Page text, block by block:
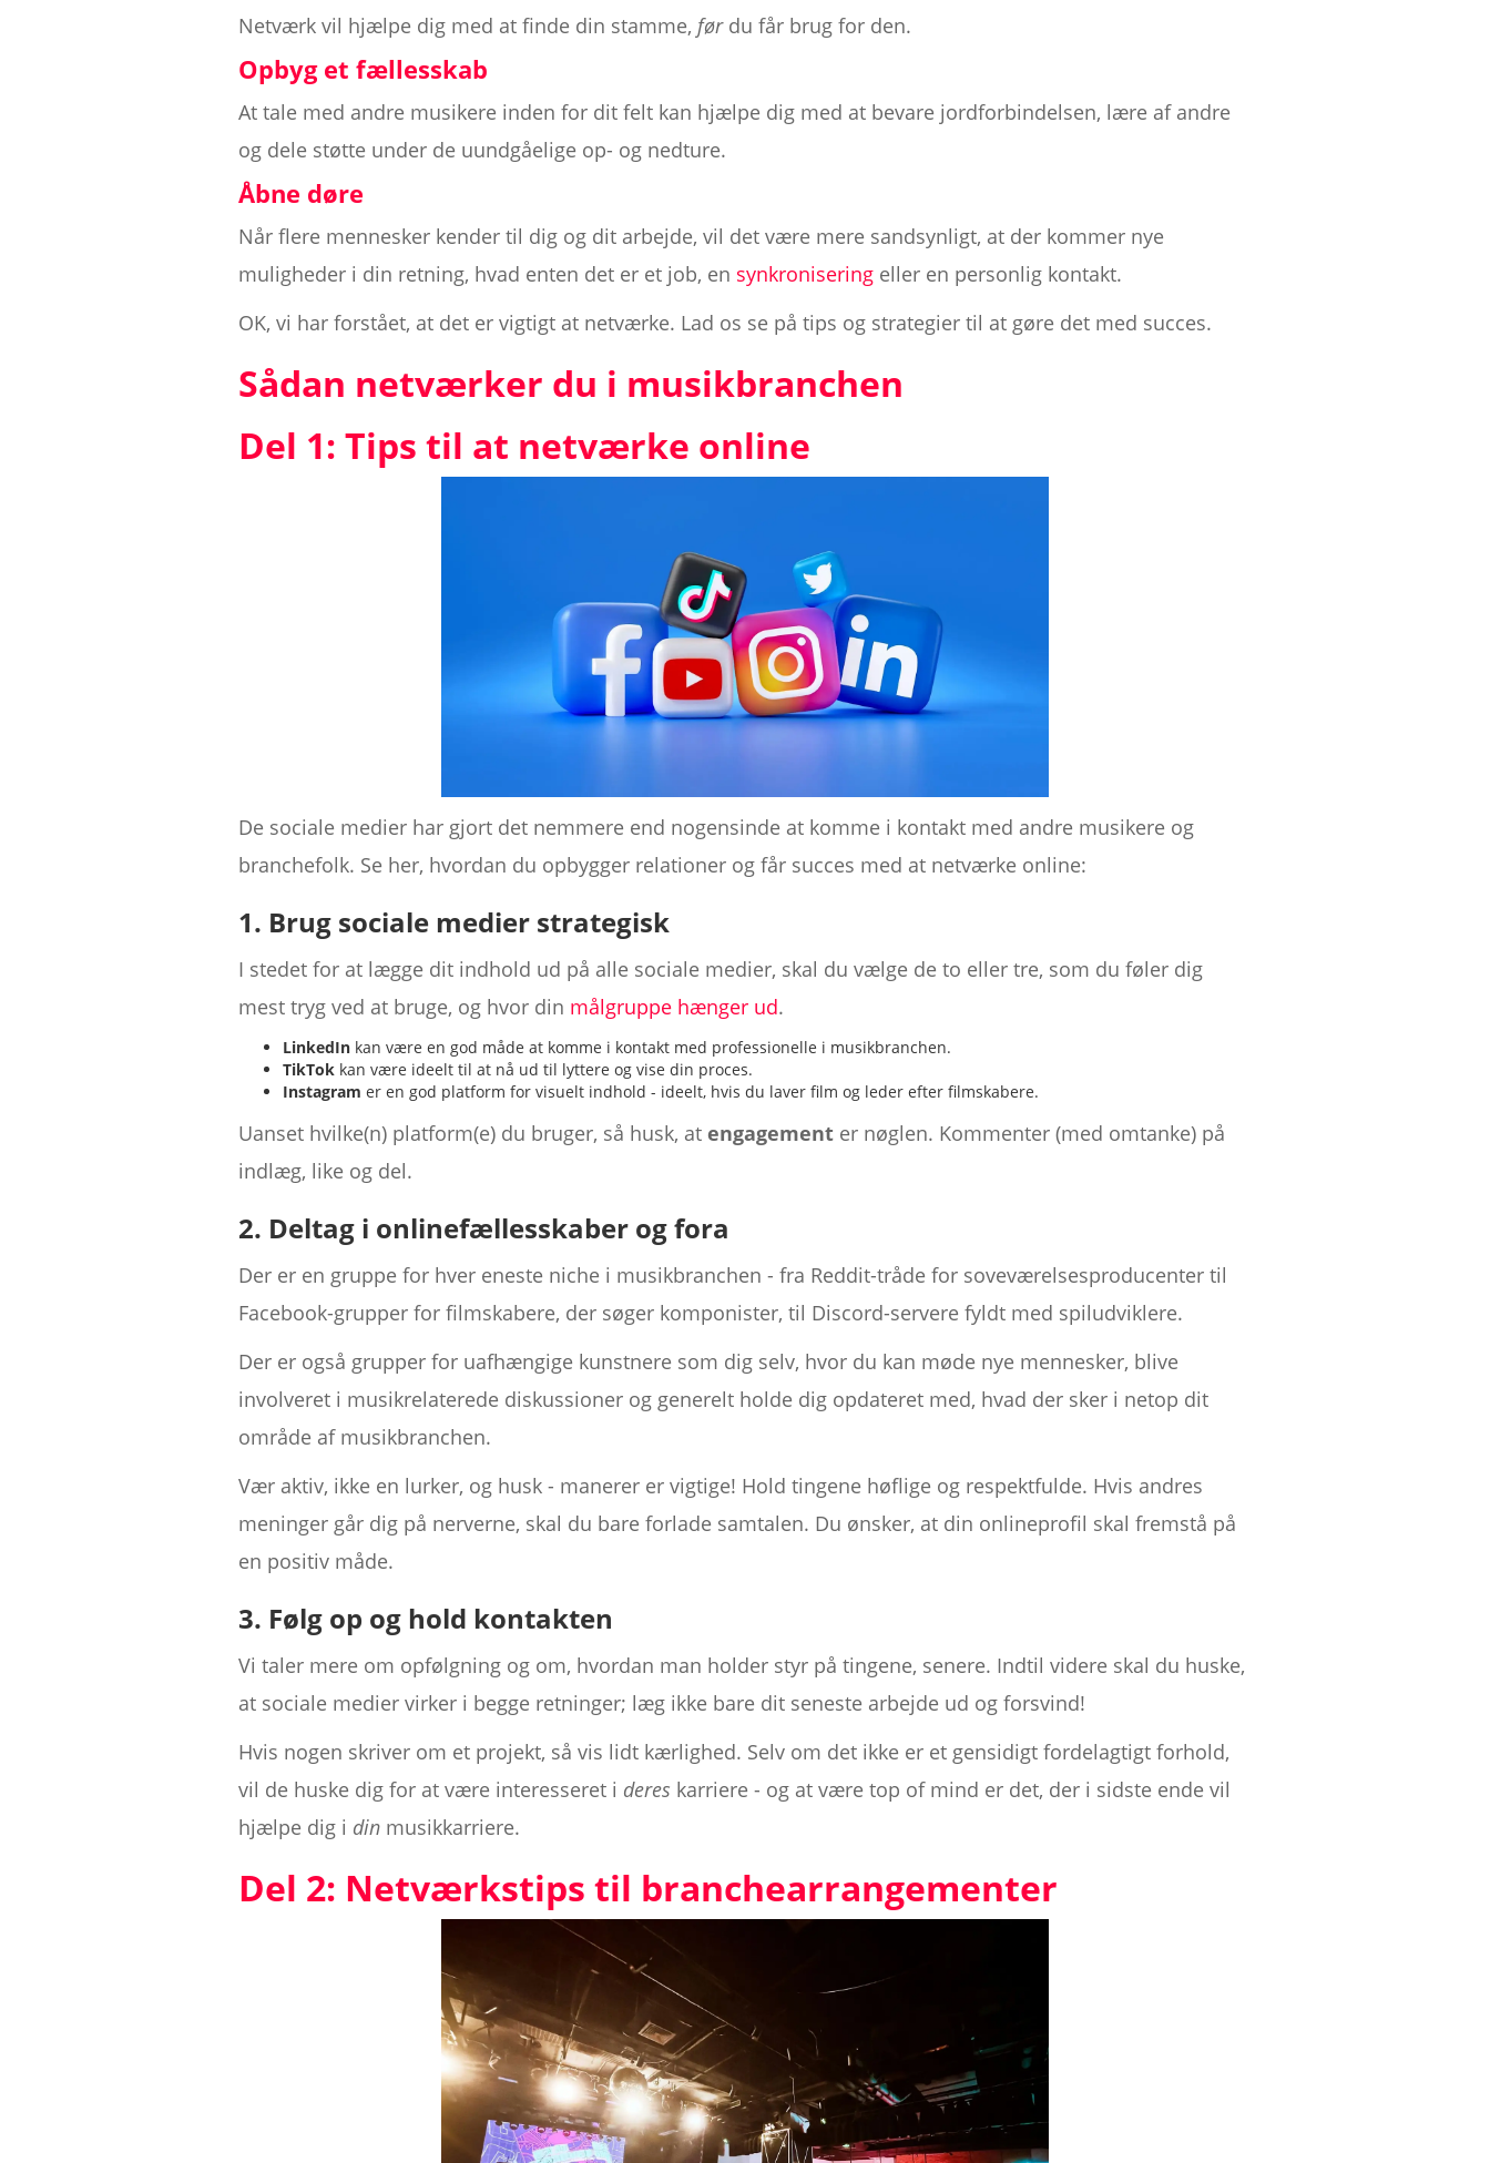
Netværk vil hjælpe dig med at finde din stamme,førdu får brug for den.
Opbyg et fællesskab
At tale med andre musikere inden for dit felt kan hjælpe dig med at bevare jordforbindelsen, lære af andre
og dele støtte under de uundgåelige op- og nedture.
Åbne døre
Når flere mennesker kender til dig og dit arbejde, vil det være mere sandsynligt, at der kommer nye
muligheder i din retning, hvad enten det er et job, en synkronisering eller en personlig kontakt.
OK, vi har forstået, at det er vigtigt at netværke. Lad os se på tips og strategier til at gøre det med succes.
Sådan netværker du i musikbranchen
Del 1: Tips til at netværke online
De sociale medier har gjort det nemmere end nogensinde at komme i kontakt med andre musikere og
branchefolk. Se her, hvordan du opbygger relationer og får succes med at netværke online:
1. Brug sociale medier strategisk
I stedet for at lægge dit indhold ud på alle sociale medier, skal du vælge de to eller tre, som du føler dig
mest tryg ved at bruge, og hvor din målgruppe hænger ud.
LinkedIn kan være en god måde at komme i kontakt med professionelle i musikbranchen.
TikTok kan være ideelt til at nå ud til lyttere og vise din proces.
Instagram er en god platform for visuelt indhold - ideelt, hvis du laver film og leder efter filmskabere.
Uanset hvilke(n) platform(e) du bruger, så husk, atengagement er nøglen. Kommenter (med omtanke) på
indlæg, like og del.
2. Deltag i onlinefællesskaber og fora
Der er en gruppe for hver eneste niche i musikbranchen - fra Reddit-tråde for soveværelsesproducenter til
Facebook-grupper for filmskabere, der søger komponister, til Discord-servere fyldt med spiludviklere.
Der er også grupper for uafhængige kunstnere som dig selv, hvor du kan møde nye mennesker, blive
involveret i musikrelaterede diskussioner og generelt holde dig opdateret med, hvad der sker i netop dit
område af musikbranchen.
Vær aktiv, ikke en lurker, og husk - manerer er vigtige! Hold tingene høflige og respektfulde. Hvis andres
meninger går dig på nerverne, skal du bare forlade samtalen. Du ønsker, at din onlineprofil skal fremstå på
en positiv måde.
3. Følg op og hold kontakten
Vi taler mere om opfølgning og om, hvordan man holder styr på tingene, senere. Indtil videre skal du huske,
at sociale medier virker i begge retninger; læg ikke bare dit seneste arbejde ud og forsvind!
Hvis nogen skriver om et projekt, så vis lidt kærlighed. Selv om det ikke er et gensidigt fordelagtigt forhold,
vil de huske dig for at være interesseret i deres karriere - og at være top of mind er det, der i sidste ende vil
hjælpe dig i din musikkarriere.
Del 2: Netværkstips til branchearrangementer